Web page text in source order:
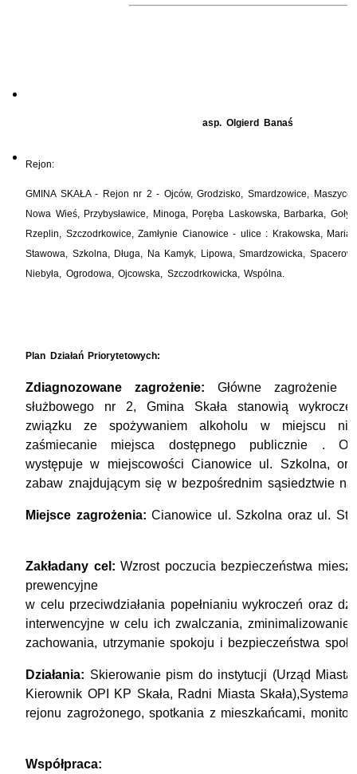
asp. Olgierd Banaś
Rejon:
GMINA SKAŁA - Rejon nr 2 - Ojców, Grodzisko, Smardzowice, Maszyce,
Nowa Wieś, Przybysławice, Minoga, Poręba Laskowska, Barbarka,
Rzeplin, Szczodrkowice, Zamłynie Cianowice - ulice : Krakowska,
Stawowa, Szkolna, Długa, Na Kamyk, Lipowa, Smardzowicka,
Niebyła, Ogrodowa, Ojcowska,
Plan Działań Priorytetowych:
Zdiagnozowane zagrożenie: Główne zagrożenie
służbowego nr 2, Gmina Skała stanowią
związku ze spożywaniem alkoholu w miejscu
zaśmiecanie miejsca dostępnego publicznie .
występuje w miejscowości Cianowice ul. Szkolna,
zabaw znajdującym się w bezpośrednim sąsiedztwie
Miejsce zagrożenia:Cianowice ul. Szkolna oraz ul.
Zakładany cel: Wzrost poczucia bezpieczeństwa
prewencyjne
w celu przeciwdziałania popełnianiu wykroczeń oraz
interwencyjne w celu ich zwalczania, zminimalizowanie
zachowania, utrzymanie spokoju i bezpieczeństwa
Działania: Skierowanie pism do instytucji (Urząd Miasta
Kierownik OPI KP Skała, Radni Miasta
rejonu zagrożonego, spotkania z mieszkańcami,
Współpraca: